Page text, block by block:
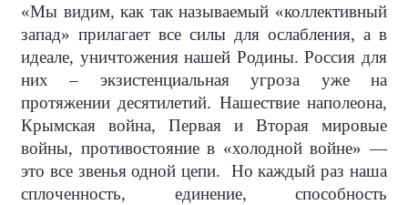
«Мы видим, как так называемый «коллективный
запад» прилагает все силы для ослабления, а в
идеале, уничтожения нашей Родины. Россия для
них – экзистенциальная угроза уже на
протяжении десятилетий. Нашествие наполеона,
Крымская война, Первая и Вторая мировые
войны, противостояние в «холодной войне» —
это все звенья одной цепи.
Но каждый раз наша
сплоченность, единение, способность